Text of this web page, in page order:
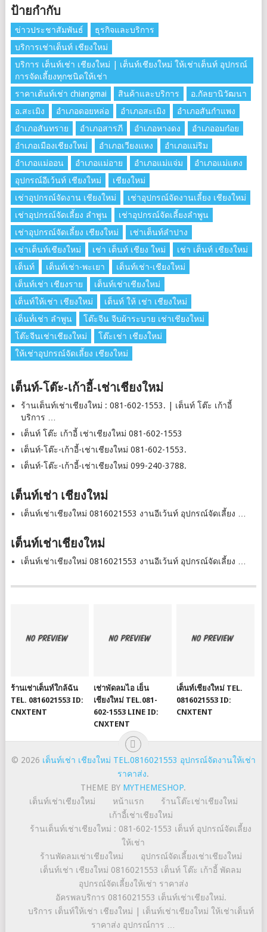
ป้ายกำกับ
ข่าวประชาสัมพันธ์
ธุรกิจและบริการ
บริการเช่าเต็นท์ เชียงใหม่
บริการ เต็นท์เช่า เชียงใหม่ | เต็นท์เชียงใหม่ ให้เช่าเต็นท์ อุปกรณ์
การจัดเลี้ยงทุกชนิดให้เช่า
ราคาเต้นท์เช่า chiangmai
สินค้าและบริการ
อ.กัลยานิวัฒนา
อ.สะเมิง
อำเภอดอยหล่อ อำเภอสะเมิง
อำเภอสันกำแพง
อำเภอสันทราย
อำเภอสารภี อำเภอหางดง
อำเภออมก๋อย
อำเภอเมืองเชียงใหม่
อำเภอเวียงแหง
อำเภอแม่ริม
อำเภอแม่ออน
อำเภอแม่อาย อำเภอแม่แจ่ม
อำเภอแม่แตง
อุปกรณ์อีเว้นท์ เชียงใหม่
เชียงใหม่
เช่าอุปกรณ์จัดงาน เชียงใหม่
เช่าอุปกรณ์จัดงานเลี้ยง เชียงใหม่
เช่าอุปกรณ์จัดเลี้ยง ลําพูน
เช่าอุปกรณ์จัดเลี้ยงลําพูน
เช่าอุปกรณ์จัดเลี้ยง เชียงใหม่
เช่าเต็นท์ลำปาง
เช่าเต็นท์เชียงใหม่
เช่า เต็นท์ เชียง ใหม่
เช่า เต็นท์ เชียงใหม่
เต็นท์
เต็นท์เช่า-พะเยา
เต็นท์เช่า-เชียงใหม่
เต็นท์เช่า เชียงราย
เต็นท์เช่าเชียงใหม่
เต็นท์ให้เช่า เชียงใหม่
เต็นท์ ให้ เช่า เชียงใหม่
เต็นท์่เช่า ลำพูน
โต๊ะจีน จีบผ้าระบาย เช่าเชียงใหม่
โต๊ะจีนเช่าเชียงใหม่
โต๊ะเช่า เชียงใหม่
ให้เช่าอุปกรณ์จัดเลี้ยง เชียงใหม่
เต็นท์-โต๊ะ-เก้าอี้-เช่าเชียงใหม่
ร้านเต็นท์เช่าเชียงใหม่ : 081-602-1553. | เต็นท์ โต๊ะ เก้าอี้
บริการ …
เต็นท์ โต๊ะ เก้าอี้ เช่าเชียงใหม่ 081-602-1553
เต็นท์-โต๊ะ-เก้าอี้-เช่าเชียงใหม่ 081-602-1553.
เต็นท์-โต๊ะ-เก้าอี้-เช่าเชียงใหม่ 099-240-3788.
เต็นท์เช่า เชียงใหม่
เต็นท์เช่าเชียงใหม่ 0816021553 งานอีเว้นท์ อุปกรณ์จัดเลี้ยง …
เต็นท์เช่าเชียงใหม่
เต็นท์เช่าเชียงใหม่ 0816021553 งานอีเว้นท์ อุปกรณ์จัดเลี้ยง …
ร้านเช่าเต็นท์ใกล้ฉัน
TEL. 0816021553 ID:
CNXTENT
เช่าพัดลมไอ เย็น
เชียงใหม่ TEL.081-
602-1553 LINE ID:
CNXTENT
เต็นท์เชียงใหม่ TEL.
0816021553 ID:
CNXTENT
© 2026 เต็นท์เช่า เชียงใหม่ TEL.0816021553 อุปกรณ์จัดงานให้เช่า
ราคาส่ง.
THEME BY MYTHEMESHOP.
เต็นท์เช่าเชียงใหม่
หน้าแรก
ร้านโต๊ะเช่าเชียงใหม่
เก้าอี้เช่าเชียงใหม่
ร้านเต็นท์เช่าเชียงใหม่ : 081-602-1553 เต็นท์ อุปกรณ์จัดเลี้ยง
ให้เช่า
ร้านพัดลมเช่าเชียงใหม่
อุปกรณ์จัดเลี้ยงเช่าเชียงใหม่
เต็นท์เช่า เชียงใหม่ 0816021553 เต็นท์ โต๊ะ เก้าอี้ พัดลม
อุปกรณ์จัดเลี้ยงให้เช่า ราคาส่ง
อัครพลบริการ 0816021553 เต็นท์เช่าเชียงใหม่.
บริการ เต็นท์ให้เช่า เชียงใหม่ | เต็นท์เช่าเชียงใหม่ ให้เช่าเต็นท์
ราคาส่ง อุปกรณ์การ …